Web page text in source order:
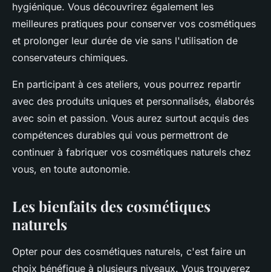
hygiénique. Vous découvrirez également les
meilleures pratiques pour conserver vos cosmétiques
et prolonger leur durée de vie sans l'utilisation de
conservateurs chimiques.
En participant à ces ateliers, vous pourrez repartir
avec des produits uniques et personnalisés, élaborés
avec soin et passion. Vous aurez surtout acquis des
compétences durables qui vous permettront de
continuer à fabriquer vos cosmétiques naturels chez
vous, en toute autonomie.
Les bienfaits des cosmétiques
naturels
Opter pour des cosmétiques naturels, c'est faire un
choix bénéfique à plusieurs niveaux. Vous trouverez